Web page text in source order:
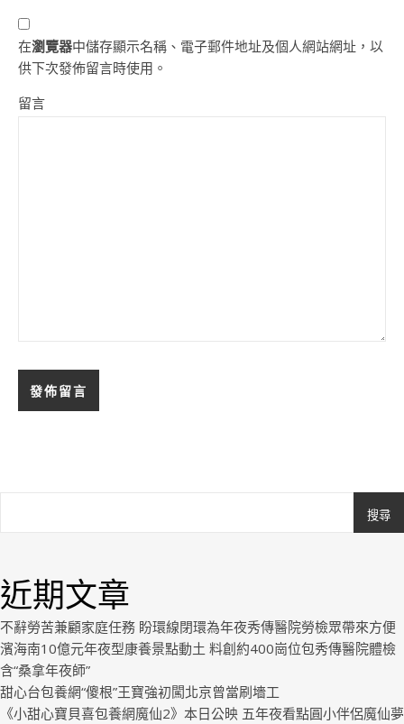
在瀏覽器中儲存顯示名稱、電子郵件地址及個人網站網址，以
供下次發佈留言時使用。
留言
搜尋
近期文章
不辭勞苦兼顧家庭任務 盼環線閉環為年夜秀傳醫院勞檢眾帶來方便
濱海南10億元年夜型康養景點動土 料創約400崗位包秀傳醫院體檢
含“桑拿年夜師”
甜心台包養網“傻根”王寶強初闖北京曾當刷墻工
《小甜心寶貝喜包養網魔仙2》本日公映 五年夜看點圓小伴侶魔仙夢
Royal.